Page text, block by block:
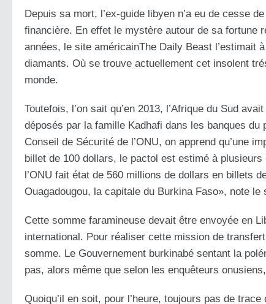
Depuis sa mort, l’ex-guide libyen n’a eu de cesse
financière. En effet le mystère autour de sa fortune
années, le site américainThe Daily Beast l’estimait
diamants. Où se trouve actuellement cet insolent
monde.
Toutefois, l’on sait qu’en 2013, l’Afrique du Sud
déposés par la famille Kadhafi dans les banques du
Conseil de Sécurité de l’ONU, on apprend qu’une
billet de 100 dollars, le pactol est estimé à
l’ONU fait état de 560 millions de dollars en billets
Ouagadougou, la capitale du Burkina Faso», note le
Cette somme faramineuse devait être envoyée en
international. Pour réaliser cette mission de
somme. Le Gouvernement burkinabé sentant la
pas, alors même que selon les enquêteurs
Quoiqu’il en soit, pour l’heure, toujours pas de